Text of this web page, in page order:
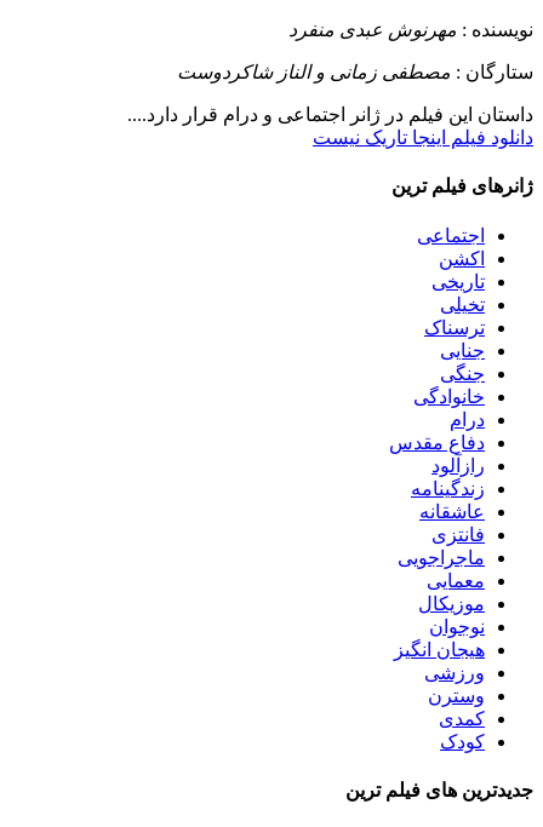
نویسنده : مهرنوش عبدی منفرد
ستارگان : مصطفی زمانی و الناز شاکردوست
داستان این فیلم در ژانر اجتماعی و درام قرار دارد....
دانلود فیلم اینجا تاریک نیست
ژانرهای فیلم ترین
اجتماعی
اکشن
تاریخی
تخیلی
ترسناک
جنایی
جنگی
خانوادگی
درام
دفاع مقدس
رازآلود
زندگینامه
عاشقانه
فانتزی
ماجراجویی
معمایی
موزیکال
نوجوان
هیجان انگیز
ورزشی
وسترن
کمدی
کودک
جدیدترین های فیلم ترین